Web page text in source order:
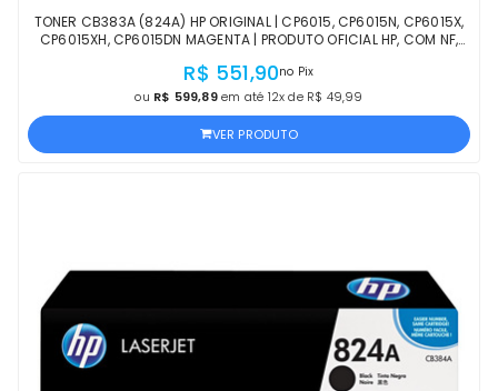
TONER CB383A (824A) HP ORIGINAL | CP6015, CP6015N, CP6015X,
CP6015XH, CP6015DN MAGENTA | PRODUTO OFICIAL HP, COM NF,
R$ 551,90no Pix
ou R$ 599,89em até 12x de R$ 49,99
VER PRODUTO